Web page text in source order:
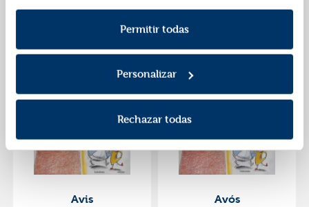
información consulta laPolítica de Cookiesy la
Política de Privacidad.
Permitir todas
Personalizar
Rechazar todas
nit de reis
Kalandraka
Autor:Heras, Chema
Editorial:
Autor:Heras, Chema
Avis Avós